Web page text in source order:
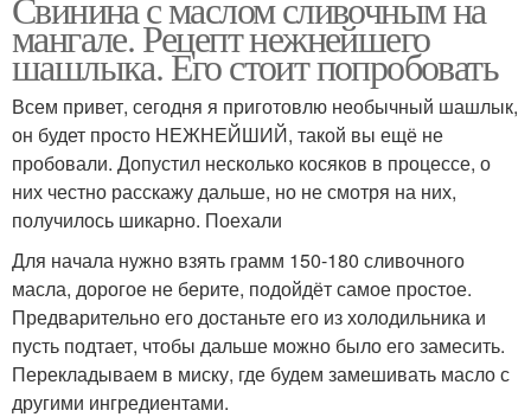
мангале. Рецепт нежнейшего
шашлыка. Его стоит попробовать
Всем привет, сегодня я приготовлю необычный шашлык,
он будет просто НЕЖНЕЙШИЙ, такой вы ещё не
пробовали. Допустил несколько косяков в процессе, о
них честно расскажу дальше, но не смотря на них,
получилось шикарно. Поехали
Для начала нужно взять грамм 150-180 сливочного
масла, дорогое не берите, подойдёт самое простое.
Предварительно его достаньте его из холодильника и
пусть подтает, чтобы дальше можно было его замесить.
Перекладываем в миску, где будем замешивать масло с
другими ингредиентами.